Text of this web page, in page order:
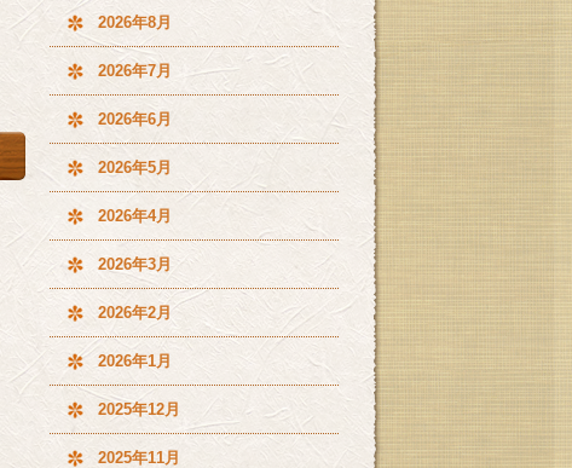
2026年8月
2026年7月
2026年6月
2026年5月
2026年4月
2026年3月
2026年2月
2026年1月
2025年12月
2025年11月